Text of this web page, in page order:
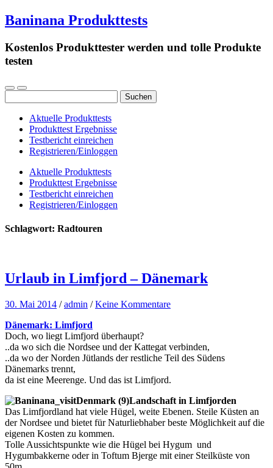
Baninana Produkttests
Kostenlos Produkttester werden und tolle Produkte
testen
nach:
Aktuelle Produkttests
Produkttest Ergebnisse
Testbericht einreichen
Registrieren/Einloggen
Aktuelle Produkttests
Produkttest Ergebnisse
Testbericht einreichen
Registrieren/Einloggen
Schlagwort: Radtouren
Urlaub in Limfjord – Dänemark
30. Mai 2014 /admin /Keine Kommentare
Dänemark: Limfjord
Doch, wo liegt Limfjord überhaupt?
..da wo sich die Nordsee und der Kattegat verbinden,
..da wo der Norden Jütlands der restliche Teil des Südens
Dänemarks trennt,
da ist eine Meerenge. Und das ist Limfjord.
Landschaft in Limfjorden
Das Limfjordland hat viele Hügel, weite Ebenen. Steile Küsten an
der Nordsee und bietet für Naturliebhaber beste Möglichkeit auf die
eigenen Kosten zu kommen.
Tolle Aussichtspunkte wie die Hügel bei Hygum und
Hygumbakkerne oder in Toftum Bjerge mit einer Steilküste von